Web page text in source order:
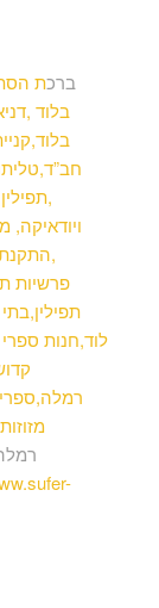
ברכת
בלוד
ויודאיקה,
,התקנת
לוד,חנות